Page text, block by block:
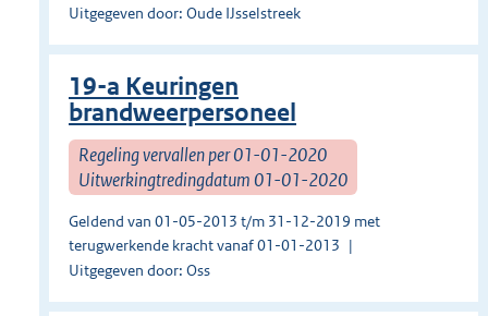
Uitgegeven door: Oude IJsselstreek
19-a Keuringen
brandweerpersoneel
Regeling vervallen per 01-01-2020
Uitwerkingtredingdatum 01-01-2020
Geldend van 01-05-2013 t/m 31-12-2019 met
terugwerkende kracht vanaf 01-01-2013
Uitgegeven door: Oss